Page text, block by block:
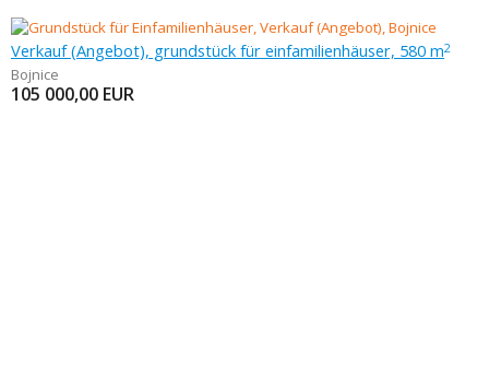
Verkauf (Angebot), grundstück für einfamilienhäuser, 580 m2
Bojnice
105 000,00 EUR